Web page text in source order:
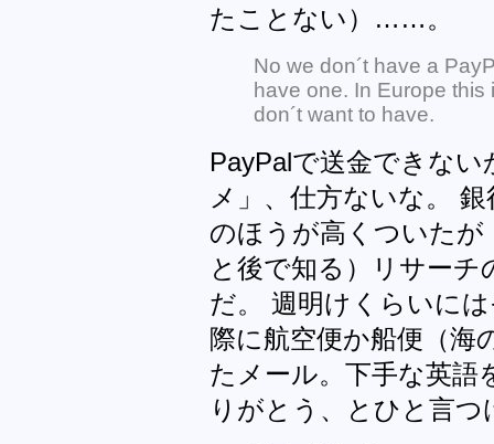
たことない）……。
No we don´t have a
have one. In Europe
don´t want to have.
PayPalで送金できな
メ」、仕方ないな。
のほうが高くついたが
と後で知る）リサー
だ。 週明けくらいに
際に航空便か船便（海
たメール。下手な英語
りがとう、とひと言